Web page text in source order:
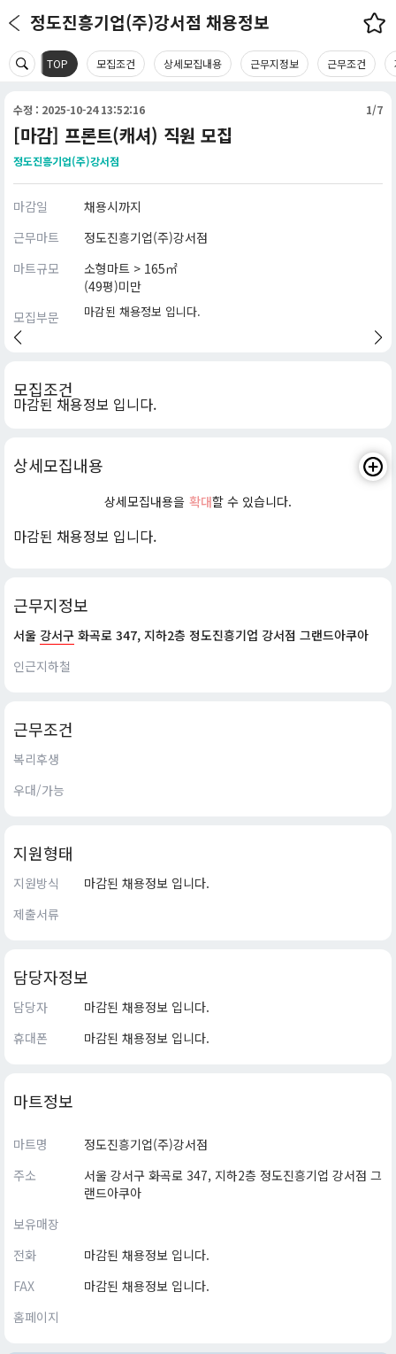
정도진흥기업(주)강서점 채용정보
TOP 모집조건 상세모집내용 근무지정보 근무조건
수정 : 2025-10-24 13:52:16 1/7
[마감] 프론트(캐셔) 직원 모집
정도진흥기업(주)강서점
마감일
채용시까지
근무마트
정도진흥기업(주)강서점
마트규모
소형마트 > 165㎡
(49평)미만
모집부문
마감된 채용정보 입니다.
모집조건
마감된 채용정보 입니다.
상세모집내용
상세모집내용을 확대할 수 있습니다.
마감된 채용정보 입니다.
근무지정보
서울 강서구 화곡로 347, 지하2층 정도진흥기업 강서점 그랜드아쿠아
인근지하철
근무조건
복리후생
우대/가능
지원형태
지원방식
마감된 채용정보 입니다.
제출서류
담당자정보
담당자
마감된 채용정보 입니다.
휴대폰
마감된 채용정보 입니다.
마트정보
마트명
정도진흥기업(주)강서점
주소
서울 강서구 화곡로 347, 지하2층 정도진흥기업 강서점 그
랜드아쿠아
보유매장
전화
마감된 채용정보 입니다.
FAX
마감된 채용정보 입니다.
홈페이지